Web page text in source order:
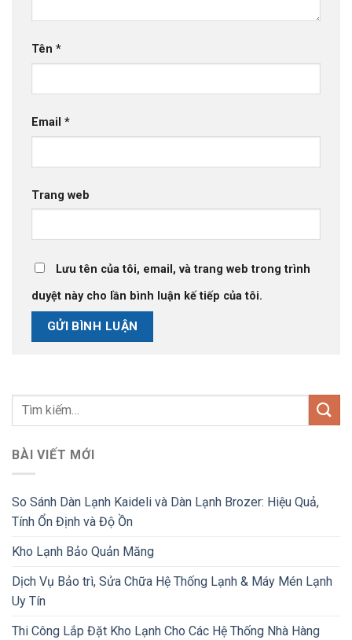
Tên *
Email *
Trang web
Lưu tên của tôi, email, và trang web trong trình
duyệt này cho lần bình luận kế tiếp của tôi.
BÀI VIẾT MỚI
So Sánh Dàn Lạnh Kaideli và Dàn Lạnh Brozer: Hiệu Quả,
Tính Ổn Định và Độ Ồn
Kho Lạnh Bảo Quản Măng
Dịch Vụ Bảo trì, Sửa Chữa Hệ Thống Lạnh & Máy Mén Lạnh
Uy Tín
Thi Công Lắp Đặt Kho Lạnh Cho Các Hệ Thống Nhà Hàng